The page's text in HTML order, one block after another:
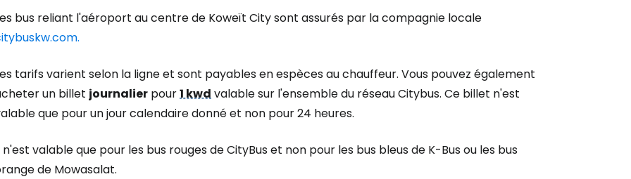
bus reliant l'aéroport au centre de Koweït City sont assurés par la compagnie locale
tarifs varient selon la ligne et sont payables en espèces au chauffeur. Vous pouvez également
un billet journalier pour1 kwdvalable sur l'ensemble du réseau Citybus. Ce billet n'est
que pour un jour calendaire donné et non pour 24 heures.
n'est valable que pour les bus rouges de CityBus et non pour les bus bleus de K-Bus ou les bus
de Mowasalat.